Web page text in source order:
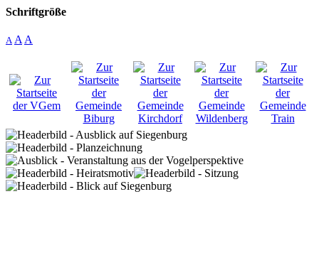
Schriftgröße
A A A